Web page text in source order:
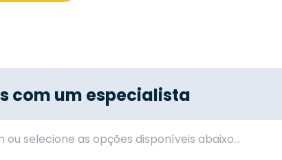
com um especialista